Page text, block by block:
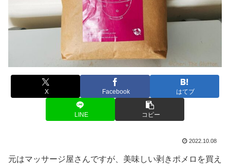
X Facebook はてブ
LINE コピー
2022.10.08
元はマッサージ屋さんですが、美味しい剥きポメロを買え